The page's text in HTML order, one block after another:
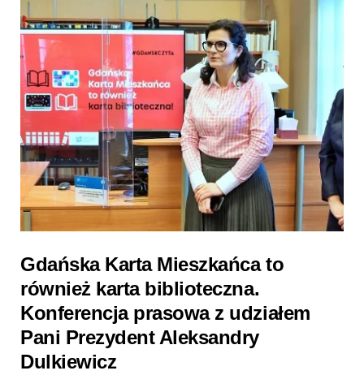
Gdańska Karta Mieszkańca to
również karta biblioteczna.
Konferencja prasowa z udziałem
Pani Prezydent Aleksandry
Dulkiewicz